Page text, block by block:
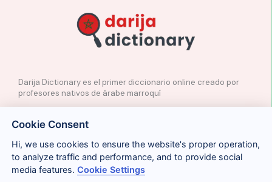
Darija Dictionary es el primer diccionario online creado por
profesores nativos de árabe marroquí
Contacto
📲Redes Sociales
🤝🏼Proponer palabras
Cookie Consent
Hi, we use cookies to ensure the website's proper operation,
to analyze traffic and performance, and to provide social
media features.Cookie Settings